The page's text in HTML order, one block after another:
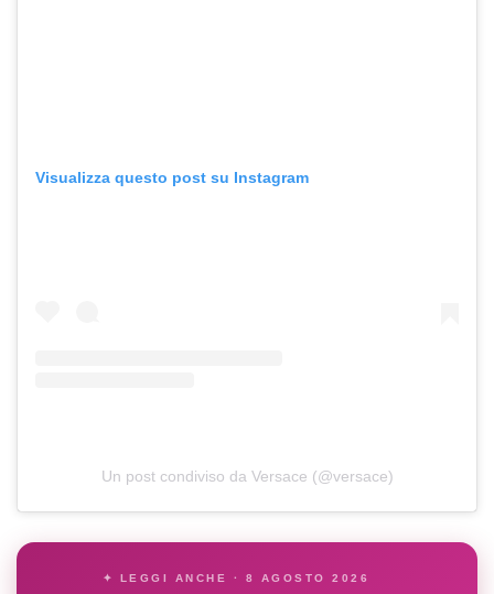
Visualizza questo post su Instagram
Un post condiviso da Versace (@versace)
✦ LEGGI ANCHE · 8 AGOSTO 2026